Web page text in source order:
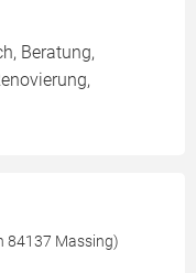
Beratung,
84137 Massing)